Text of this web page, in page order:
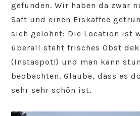
gefunden. Wir haben da zwar
Saft und einen Eiskaffee
sich gelohnt: Die Location ist
überall steht frisches Obst
(Instaspot!) und man kann
beobachten. Glaube, dass es
sehr sehr schön ist.